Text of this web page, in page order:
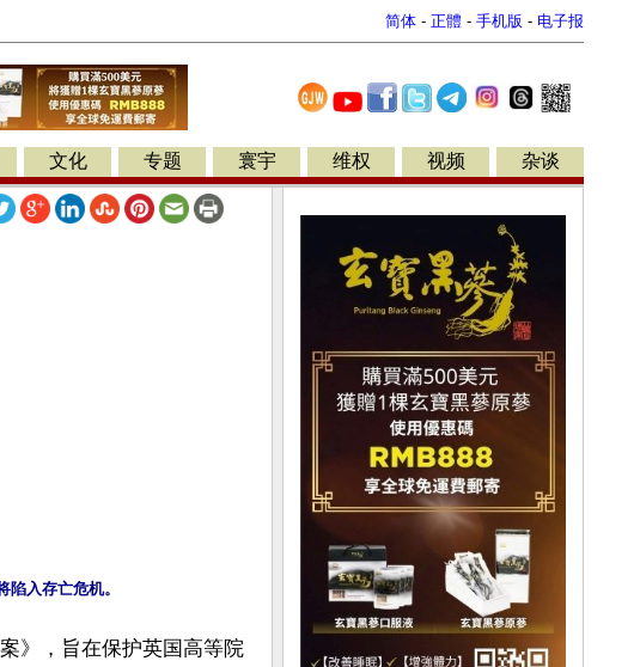
简体 - 正體 - 手机版 - 电子报
文化 专题 寰宇 维权 视频 杂谈
》，旨在保护英国高等院